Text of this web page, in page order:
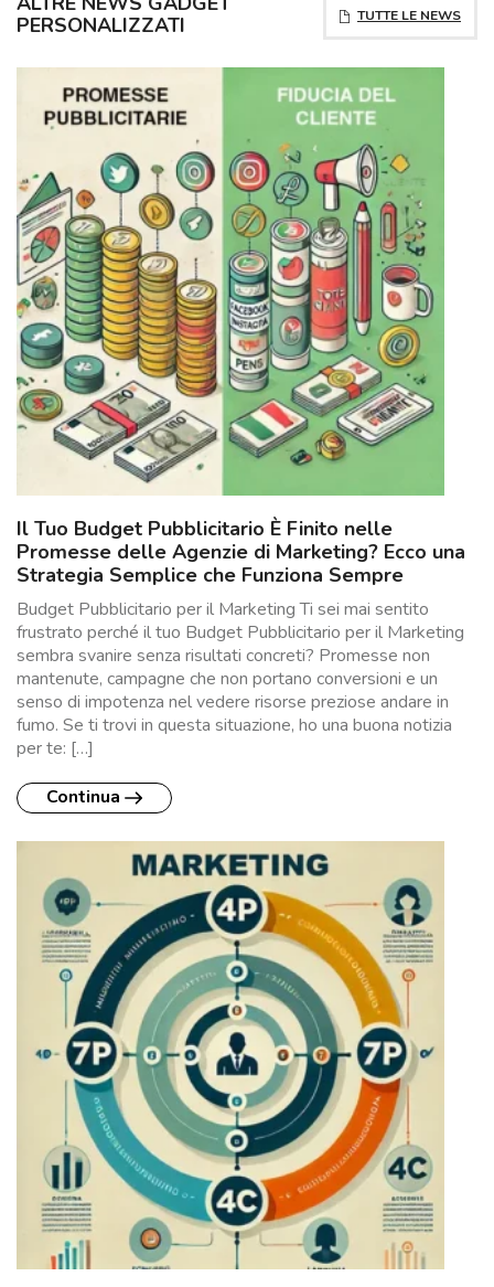
TUTTE LE NEWS
PERSONALIZZATI
Il Tuo Budget Pubblicitario È Finito nelle
Promesse delle Agenzie di Marketing? Ecco una
Strategia Semplice che Funziona Sempre
Budget Pubblicitario per il Marketing Ti sei mai sentito
frustrato perché il tuo Budget Pubblicitario per il Marketing
sembra svanire senza risultati concreti? Promesse non
mantenute, campagne che non portano conversioni e un
senso di impotenza nel vedere risorse preziose andare in
fumo. Se ti trovi in questa situazione, ho una buona notizia
per te: […]
Continua